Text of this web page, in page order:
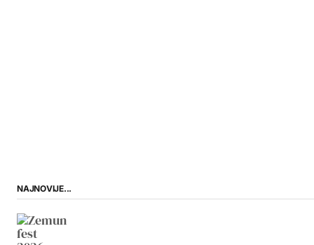
NAJNOVIJE...